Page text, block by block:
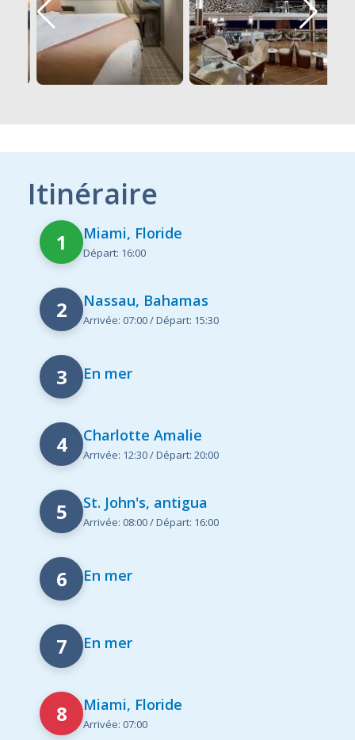
Itinéraire
1 Miami, Floride
Départ: 16:00
2 Nassau, Bahamas
Arrivée: 07:00 / Départ: 15:30
3 En mer
4 Charlotte Amalie
Arrivée: 12:30 / Départ: 20:00
5 St. John's, antigua
Arrivée: 08:00 / Départ: 16:00
6 En mer
7 En mer
8 Miami, Floride
Arrivée: 07:00